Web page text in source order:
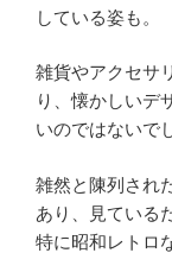
している姿も。
雑貨やアクセサ
り、懐かしいデ
いのではないで
雑然と陳列され
あり、見ている
特に昭和レトロ